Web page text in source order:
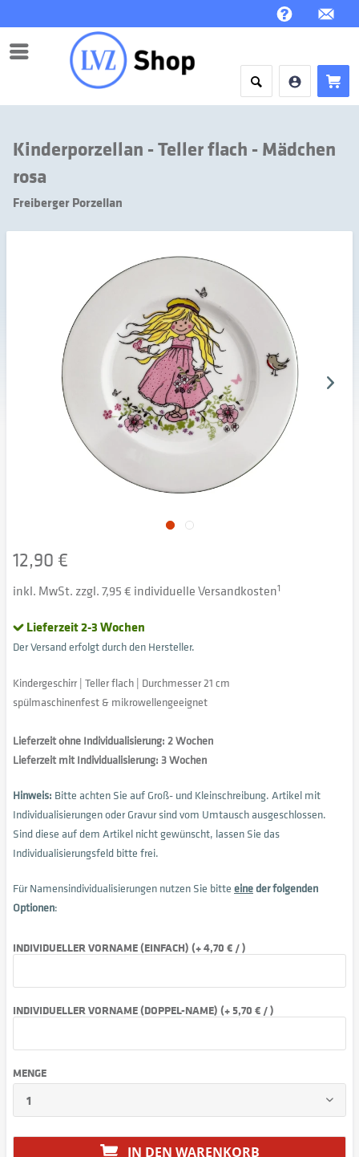
Menü
Kinderporzellan - Teller flach - Mädchen
rosa
Freiberger Porzellan
12,90 €
inkl. MwSt. zzgl. 7,95 € individuelle Versandkosten1
Lieferzeit 2-3 Wochen
Der Versand erfolgt durch den Hersteller.
Kindergeschirr | Teller flach | Durchmesser 21 cm
spülmaschinenfest & mikrowellengeeignet
Lieferzeit ohne Individualisierung: 2 Wochen
Lieferzeit mit Individualisierung: 3 Wochen
Hinweis: Bitte achten Sie auf Groß- und Kleinschreibung. Artikel mit
Individualisierungen oder Gravur sind vom Umtausch ausgeschlossen.
Sind diese auf dem Artikel nicht gewünscht, lassen Sie das
Individualisierungsfeld bitte frei.
Für Namensindividualisierungen nutzen Sie bitte eine der folgenden
Optionen:
INDIVIDUELLER VORNAME (EINFACH) (+ 4,70 € / )
INDIVIDUELLER VORNAME (DOPPEL-NAME) (+ 5,70 € / )
MENGE
IN DEN WARENKORB